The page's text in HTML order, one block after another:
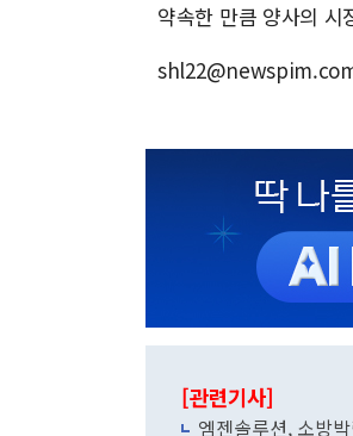
약속한 만큼 양사의
[관련기사]
엠젠솔루션, 소방